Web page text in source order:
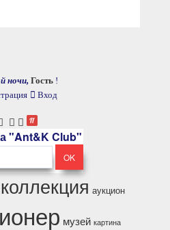
ночи, Гость !
Вход
"Ant&K Club"
коллекция аукцион
музей картина